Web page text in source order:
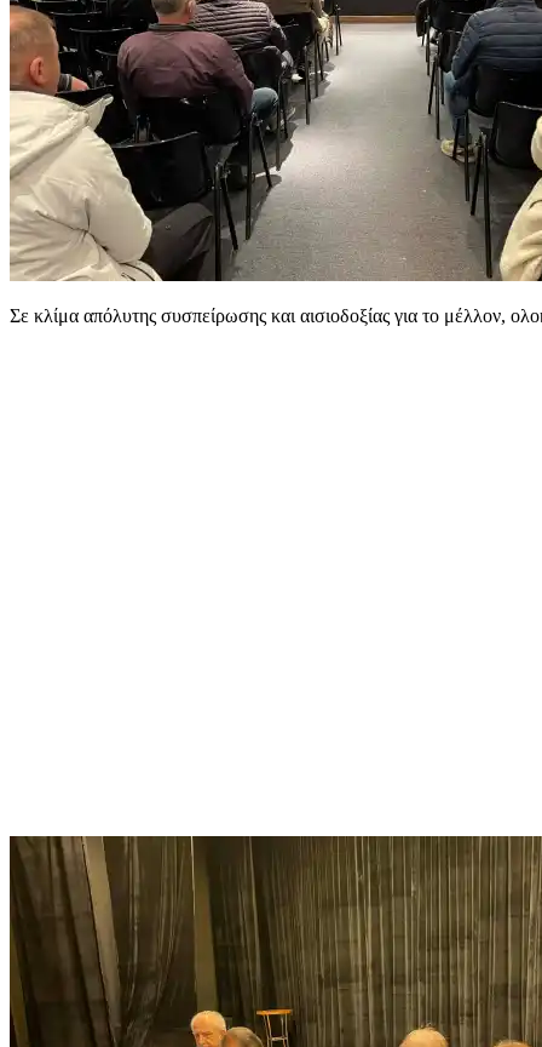
Σε κλίμα απόλυτης συσπείρωσης και αισιοδοξίας για το μέλλον,